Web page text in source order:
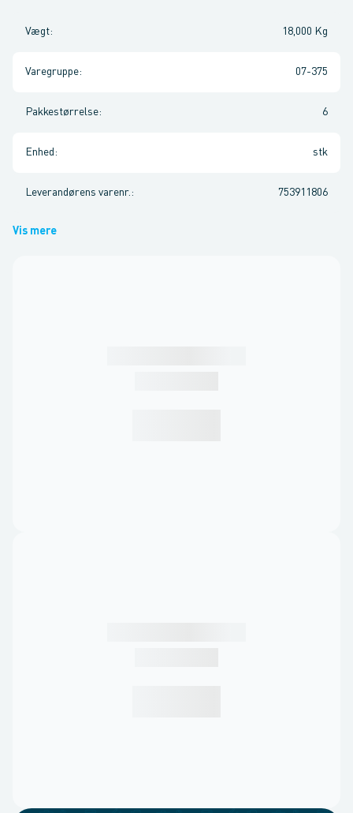
Vægt: 18,000 Kg
Varegruppe: 07-375
Pakkestørrelse: 6
Enhed : stk
Leverandørens varenr. : 753911806
Vis mere